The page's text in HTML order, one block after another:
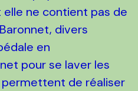
elle ne contient pas de
divers
en
pour se laver les
de réaliser